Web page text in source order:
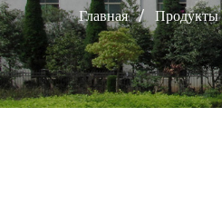
Главная / Продукты